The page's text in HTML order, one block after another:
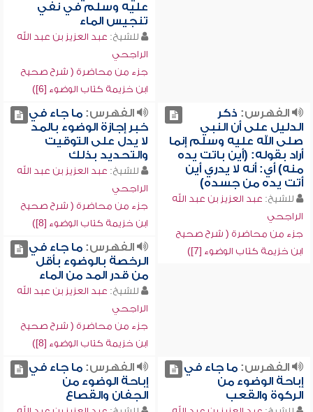
عليه وسلم في نفي
تنجيس الماء
للشيخ: عبد العزيز بن عبد الله
الراجحي
جزء من محاضرة ( شرح صحيح
ابن خزيمة كتاب الوضوء [6])
الفهرس: ذكر
الدليل على أن النبي
صلى الله عليه وسلم إنما
أراد بقوله: (أين باتت يده
منه) أي: أنه لا يدري أين
أتت يده من جسده)
للشيخ: عبد العزيز بن عبد الله
الراجحي
جزء من محاضرة ( شرح صحيح
ابن خزيمة كتاب الوضوء [7])
الفهرس:ما جاء في
خبر إجازة الوضوء بالمد
لا يدل على التوقيت
والتحديد بذلك
للشيخ: عبد العزيز بن عبد الله
الراجحي
جزء من محاضرة ( شرح صحيح
ابن خزيمة كتاب الوضوء [8])
الفهرس:ما جاء في
الرخصة بالوضوء بأقل
من قدر المد من الماء
للشيخ: عبد العزيز بن عبد الله
الراجحي
جزء من محاضرة ( شرح صحيح
ابن خزيمة كتاب الوضوء [8])
الفهرس:ما جاء في
إباحة الوضوء من
الركوة والقعب
الفهرس:ما جاء في
إباحة الوضوء من
الجفان والقصاع